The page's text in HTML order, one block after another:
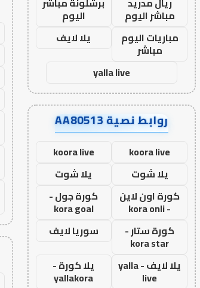
مباشر اليوم
اليوم
مباريات اليوم
مباشر
يلا لايف
yalla live
روابط نصية AA80513
koora live
koora live
يلا شوت
يلا شوت
كورة اون لاين
- kora onli
كورة جول -
kora goal
كورة ستار -
kora star
سوريا لايف
يلا لايف - yalla
live
يلا كورة -
yallakora